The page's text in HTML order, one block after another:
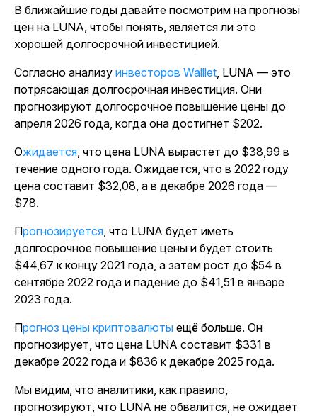
В ближайшие годы давайте посмотрим на прогнозы
цен на LUNA, чтобы понять, является ли это
хорошей долгосрочной инвестицией.
Согласно анализу инвесторов Walllet, LUNA — это
потрясающая долгосрочная инвестиция. Они
прогнозируют долгосрочное повышение цены до
апреля 2026 года, когда она достигнет $202.
Ожидается, что цена LUNA вырастет до $38,99 в
течение одного года. Ожидается, что в 2022 году
цена составит $32,08, а в декабре 2026 года —
$78.
Прогнозируется, что LUNA будет иметь
долгосрочное повышение цены и будет стоить
$44,67 к концу 2021 года, а затем рост до $54 в
сентябре 2022 года и падение до $41,51 в январе
2023 года.
Прогноз цены криптовалюты ещё больше. Он
прогнозирует, что цена LUNA составит $331 в
декабре 2022 года и $836 к декабре 2025 года.
Мы видим, что аналитики, как правило,
прогнозируют, что LUNA не обвалится, не ожидает